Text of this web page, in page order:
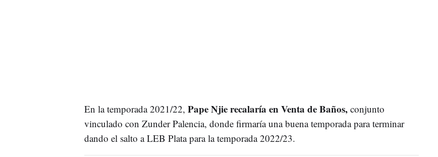
En la temporada 2021/22, Pape Njie recalaría en Venta de Baños,conjunto
vinculado con Zunder Palencia, donde firmaría una buena temporada para terminar
dando el salto a LEB Plata para la temporada 2022/23.